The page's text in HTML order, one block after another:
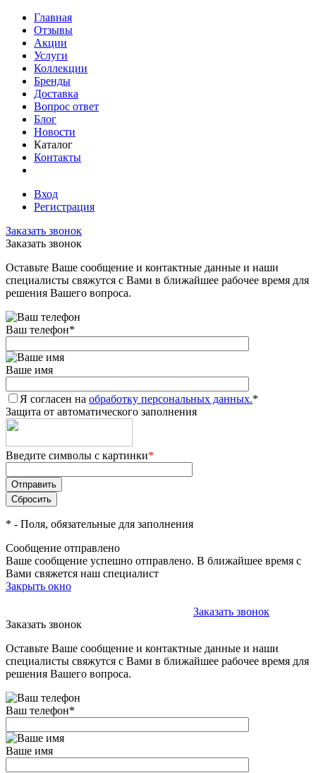
Главная
Отзывы
Акции
Услуги
Коллекции
Бренды
Доставка
Вопрос ответ
Блог
Новости
Каталог
Контакты
Вход
Регистрация
Заказать звонок
Заказать звонок
Оставьте Ваше сообщение и контактные данные и наши
специалисты свяжутся с Вами в ближайшее рабочее время для
решения Вашего вопроса.
Ваш телефон*
Ваше имя
Я согласен на обработку персональных данных.*
Защита от автоматического заполнения
Введите символы с картинки*
* - Поля, обязательные для заполнения
Сообщение отправлено
Ваше сообщение успешно отправлено. В ближайшее время с
Вами свяжется наш специалист
Закрыть окно
Заказать звонок
Заказать звонок
Оставьте Ваше сообщение и контактные данные и наши
специалисты свяжутся с Вами в ближайшее рабочее время для
решения Вашего вопроса.
Ваш телефон*
Ваше имя